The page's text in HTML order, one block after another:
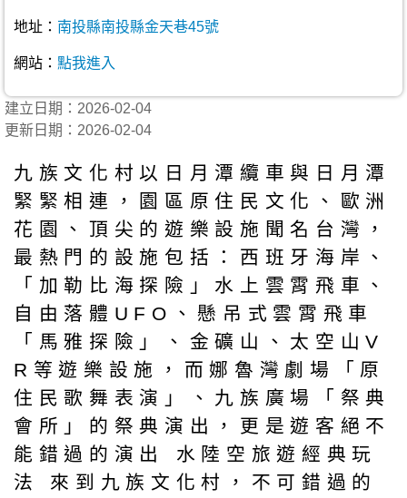
地址： 南投縣南投縣金天巷45號
網站： 點我進入
建立日期：2026-02-04
更新日期：2026-02-04
九族文化村以日月潭纜車與日月潭
緊緊相連，園區原住民文化、歐洲
花園、頂尖的遊樂設施聞名台灣，
最熱門的設施包括：西班牙海岸、
「加勒比海探險」水上雲霄飛車、
自由落體UFO、懸吊式雲霄飛車
「馬雅探險」、金礦山、太空山V
R等遊樂設施，而娜魯灣劇場「原
住民歌舞表演」、九族廣場「祭典
會所」的祭典演出，更是遊客絕不
能錯過的演出 水陸空旅遊經典玩
法 來到九族文化村，不可錯過的